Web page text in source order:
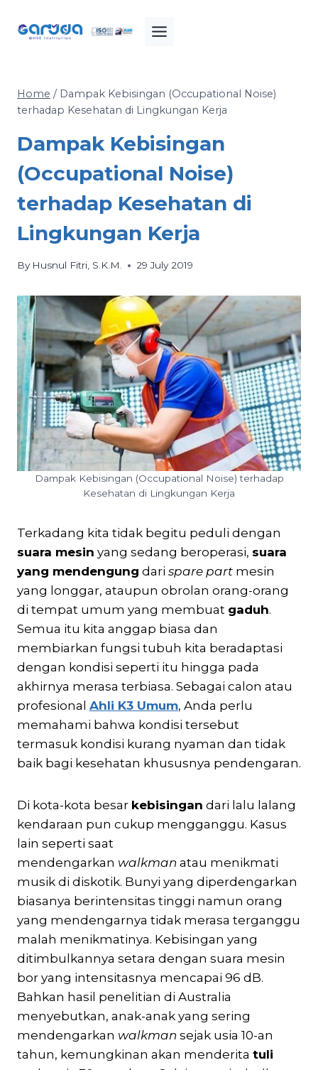
Home / Dampak Kebisingan (Occupational Noise)
terhadap Kesehatan di Lingkungan Kerja
Dampak Kebisingan
(Occupational Noise)
terhadap Kesehatan di
Lingkungan Kerja
By Husnul Fitri, S.K.M. 29 July 2019
Dampak Kebisingan (Occupational Noise) terhadap
Kesehatan di Lingkungan Kerja
Terkadang kita tidak begitu peduli dengan
suara mesin yang sedang beroperasi, suara
yang mendengung dari spare part mesin
yang longgar, ataupun obrolan orang-orang
di tempat umum yang membuat gaduh.
Semua itu kita anggap biasa dan
membiarkan fungsi tubuh kita beradaptasi
dengan kondisi seperti itu hingga pada
akhirnya merasa terbiasa. Sebagai calon atau
profesional Ahli K3 Umum, Anda perlu
memahami bahwa kondisi tersebut
termasuk kondisi kurang nyaman dan tidak
baik bagi kesehatan khususnya pendengaran.
Di kota-kota besar kebisingan dari lalu lalang
kendaraan pun cukup mengganggu. Kasus
lain seperti saat
mendengarkan walkman atau menikmati
musik di diskotik. Bunyi yang diperdengarkan
biasanya berintensitas tinggi namun orang
yang mendengarnya tidak merasa terganggu
malah menikmatinya. Kebisingan yang
ditimbulkannya setara dengan suara mesin
bor yang intensitasnya mencapai 96 dB.
Bahkan hasil penelitian di Australia
menyebutkan, anak-anak yang sering
mendengarkan walkman sejak usia 10-an
tahun, kemungkinan akan menderita tuli